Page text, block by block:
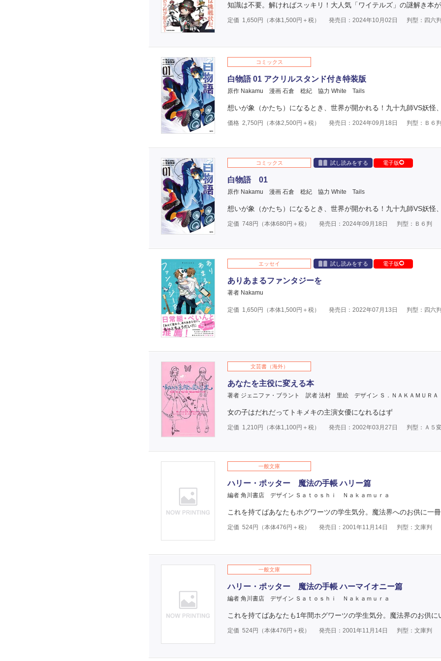
知識は不要。解ければスッキリ！大人気「ワイテルズ」の謎解き本が
定価 1,650円（本体1,500円＋税） 発売日：2024年10月02日 判型：四六判
コミックス
白物語 01 アクリルスタンド付き特装版
原作 Nakamu 漫画 石倉 稔紀 協力 White Tails
想いが象（かたち）になるとき、世界が開かれる！九十九師VS妖怪
価格 2,750円（本体2,500円＋税） 発売日：2024年09月18日 判型：Ｂ６判
コミックス 試し読みをする 電子版
白物語 01
原作 Nakamu 漫画 石倉 稔紀 協力 White Tails
想いが象（かたち）になるとき、世界が開かれる！九十九師VS妖怪
定価 748 円（本体680円＋税） 発売日：2024年09月18日 判型：Ｂ６判
エッセイ 試し読みをする 電子版
ありあまるファンタジーを
著者 Nakamu
定価 1,650円（本体1,500円＋税） 発売日：2022年07月13日 判型：四六判
文芸書（海外）
あなたを主役に変える本
著者 ジェニファ・ブラント 訳者 法村 里絵 デザイン Ｓ．ＮＡＫＡＭＵＲＡ
女の子はだれだってトキメキの主演女優になれるはず
定価 1,210円（本体1,100円＋税） 発売日：2002年03月27日 判型：Ａ５
一般文庫
ハリー・ポッター 魔法の手帳 ハリー篇
編者 角川書店 デザイン Ｓａｔｏｓｈｉ Ｎａｋａｍｕｒａ
これを持てばあなたもホグワーツの学生気分。魔法界へのお供に一
定価 524円（本体476 円＋税） 発売日：2001年11月14日 判型：文庫判
一般文庫
ハリー・ポッター 魔法の手帳 ハーマイオニー篇
編者 角川書店 デザイン Ｓａｔｏｓｈｉ Ｎａｋａｍｕｒａ
これを持てばあなたも1年間ホグワーツの学生気分。魔法界のお供に
定価 524円（本体476 円＋税） 発売日：2001年11月14日 判型：文庫判